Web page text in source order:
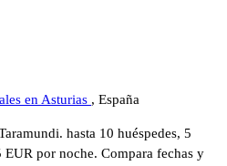
en Asturias , España
hasta 10 huéspedes, 5
por noche. Compara fechas y